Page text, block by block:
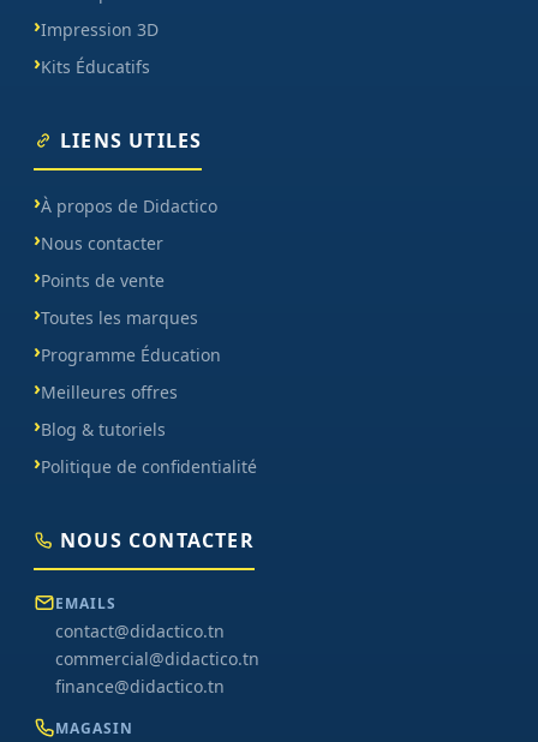
Impression 3D
Kits Éducatifs
LIENS UTILES
À propos de Didactico
Nous contacter
Points de vente
Toutes les marques
Programme Éducation
Meilleures offres
Blog & tutoriels
Politique de confidentialité
NOUS CONTACTER
EMAILS
contact@didactico.tn
commercial@didactico.tn
finance@didactico.tn
MAGASIN